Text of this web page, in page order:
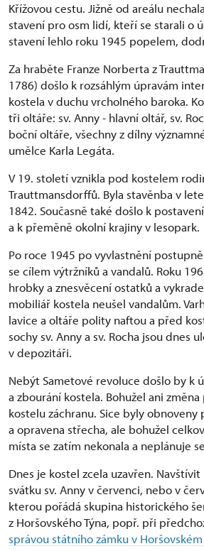
Křížovou cestu. Jižně od areálu
stavení pro osm lidí, kteří se starali o
stavení lehlo roku 1945 popelem,
Za hraběte Franze Norberta z
1786) došlo k rozsáhlým úpravám
kostela v duchu vrcholného baroka.
tři oltáře: sv. Anny - hlavní oltář, sv.
boční oltáře, všechny z dílny
umělce Karla Legáta.
V 19. století vznikla pod kostelem
Trauttmansdorffů. Byla stavěnba v
1842. Současně také došlo k
a k přeměně okolní krajiny v lesopark.
Po roce 1945 po vyvlastnění
se cílem výtržníků a vandalů. Roku
hrobky a znesvěcení ostatků a
mobiliář kostela neušel vandalům.
lavice a oltáře polity naftou a před
sochy sv. Anny a sv. Rocha jsou dnes
v depozitáři.
Nebýt Sametové revoluce došlo by k
a zbourání kostela. Bohužel ani
kostelu záchranu. Sice byly obnoveny
a opravena střecha, ale bohužel
místa se zatím nekonala a neplánuje
Dnes je kostel zcela uzavřen.
svátku sv. Anny v červenci, nebo v
kterou pořádá skupina historického
z Horšovského Týna, popř. při
správou státního zámku v Horšovském